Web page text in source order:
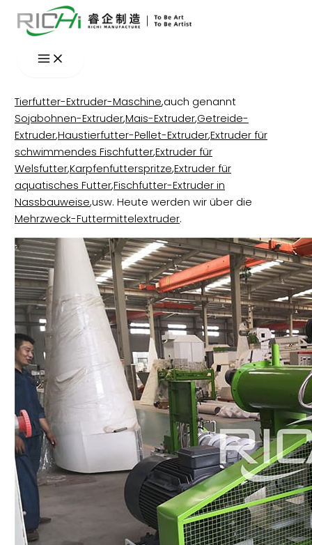
Zum
Inhalt
Tierfutter-Extruder-Maschine,auch genannt
Sojabohnen-Extruder,Mais-Extruder,Getreide-
Extruder,Haustierfutter-Pellet-Extruder,Extruder für
schwimmendes Fischfutter,Extruder für
Welsfutter,Karpfenfutterspritze,Extruder für
aquatisches Futter,Fischfutter-Extruder in
Nassbauweise,usw. Heute werden wir über die
Mehrzweck-Futtermittelextruder.